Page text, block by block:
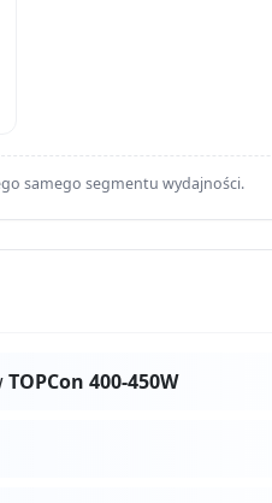
samego segmentu wydajności.
TOPCon 400-450W